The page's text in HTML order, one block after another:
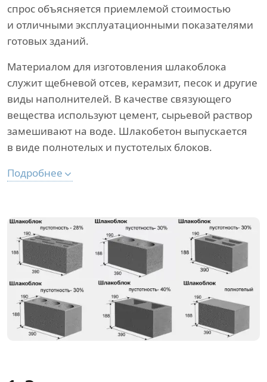
спрос объясняется приемлемой стоимостью
и отличными эксплуатационными показателями
готовых зданий.
Материалом для изготовления шлакоблока
служит щебневой отсев, керамзит, песок и другие
виды наполнителей. В качестве связующего
вещества используют цемент, сырьевой раствор
замешивают на воде. Шлакобетон выпускается
в виде полнотелых и пустотелых блоков.
Подробнее